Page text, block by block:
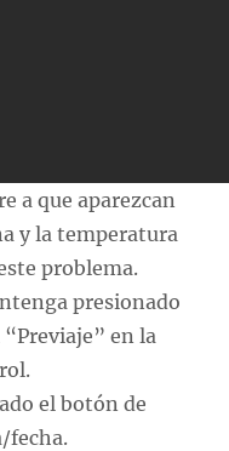
a que aparezcan
y la temperatura
problema.
presionado
en la
el botón de
fecha.